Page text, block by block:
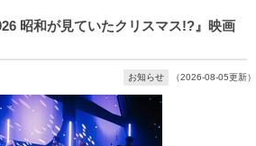
昭和が見ていたクリスマス!?』映画
お知らせ （2026-08-05更新）